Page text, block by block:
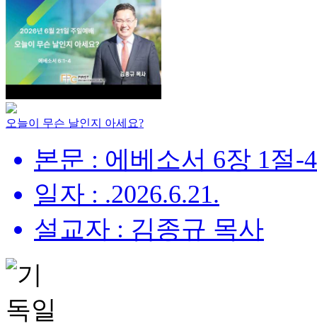
오늘이 무슨 날인지 아세요?
본문 : 에베소서 6장 1절-
일자 : .2026.6.21.
설교자 : 김종규 목사